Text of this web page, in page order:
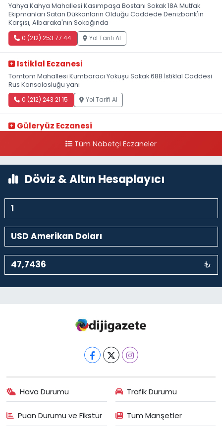
Yahya Kahya Mahallesi Kasımpaşa Bostanı Sokak 18A Mutfak
Ekipmanları Satan Dükkanların Olduğu Caddede Denizbank'ın
Karşısı, Albaraka'nın Sokağında
0 (212) 253 77 44 Yol Tarifi Al
Istiklal Eczanesi
Tomtom Mahallesi Kumbaracı Yokuşu Sokak 68B İstiklal Caddesi
Rus Konsolosluğu yanı
0 (212) 243 21 15 Yol Tarifi Al
Güleryüz Eczanesi
kalaycıbahçe Meydana DoğruTüm Nöbetçi Eczaneler
Döviz & Altın Hesaplayıcı
₺
Hava Durumu Trafik Durumu
Puan Durumu ve Fikstür Tüm Manşetler